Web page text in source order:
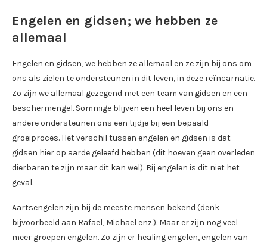
Engelen en gidsen; we hebben ze
allemaal
Engelen en gidsen, we hebben ze allemaal en ze zijn bij ons om
ons als zielen te ondersteunen in dit leven, in deze reïncarnatie.
Zo zijn we allemaal gezegend met een team van gidsen en een
beschermengel. Sommige blijven een heel leven bij ons en
andere ondersteunen ons een tijdje bij een bepaald
groeiproces. Het verschil tussen engelen en gidsen is dat
gidsen hier op aarde geleefd hebben (dit hoeven geen overleden
dierbaren te zijn maar dit kan wel). Bij engelen is dit niet het
geval.
Aartsengelen zijn bij de meeste mensen bekend (denk
bijvoorbeeld aan Rafael, Michael enz.). Maar er zijn nog veel
meer groepen engelen. Zo zijn er healing engelen, engelen van